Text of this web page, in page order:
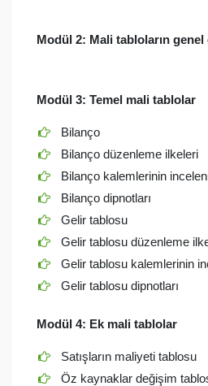
Modül 2: Mali tabloların
Modül 3: Temel mali tablolar
Bilanço
Bilanço düzenleme ilkeleri
Bilanço kalemlerinin
Bilanço dipnotları
Gelir tablosu
Gelir tablosu düzenleme
Gelir tablosu kalemlerinin
Gelir tablosu dipnotları
Modül 4: Ek mali tablolar
Satışların maliyeti tablosu
Öz kaynaklar değişim